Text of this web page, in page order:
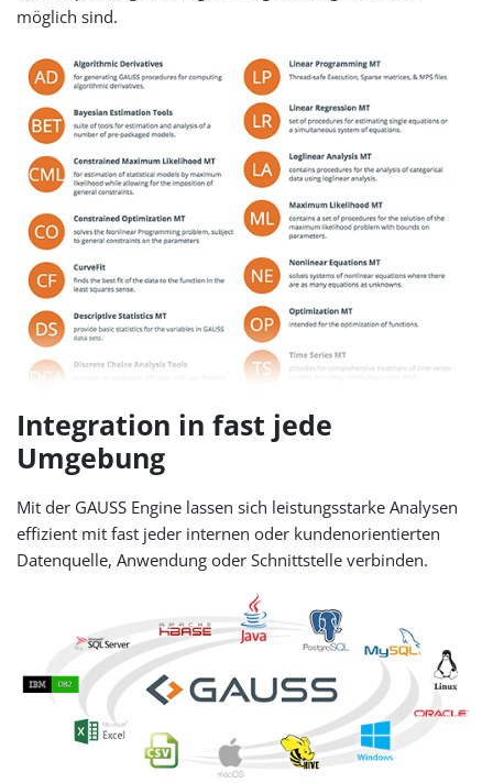
möglich sind.
Integration in fast jede
Umgebung
Mit der GAUSS Engine lassen sich leistungsstarke Analysen
effizient mit fast jeder internen oder kundenorientierten
Datenquelle, Anwendung oder Schnittstelle verbinden.